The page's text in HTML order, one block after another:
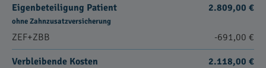
Eigenbeteiligung Patient
ohne Zahnzusatzversicherung
2.809,00 €
ZEF+ZBB -691,00 €
Verbleibende Kosten 2.118,00 €